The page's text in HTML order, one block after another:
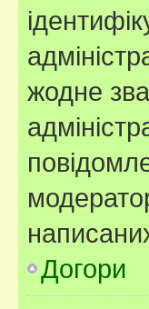
жодне
Догори